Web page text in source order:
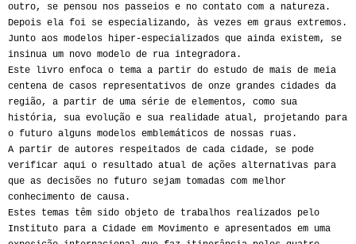
outro, se pensou nos passeios e no contato com a natureza.
Depois ela foi se especializando, às vezes em graus extremos.
Junto aos modelos hiper-especializados que ainda existem, se
insinua um novo modelo de rua integradora.
Este livro enfoca o tema a partir do estudo de mais de meia
centena de casos representativos de onze grandes cidades da
região, a partir de uma série de elementos, como sua
história, sua evolução e sua realidade atual, projetando para
o futuro alguns modelos emblemáticos de nossas ruas.
A partir de autores respeitados de cada cidade, se pode
verificar aqui o resultado atual de ações alternativas para
que as decisões no futuro sejam tomadas com melhor
conhecimento de causa.
Estes temas têm sido objeto de trabalhos realizados pelo
Instituto para a Cidade em Movimento e apresentados em uma